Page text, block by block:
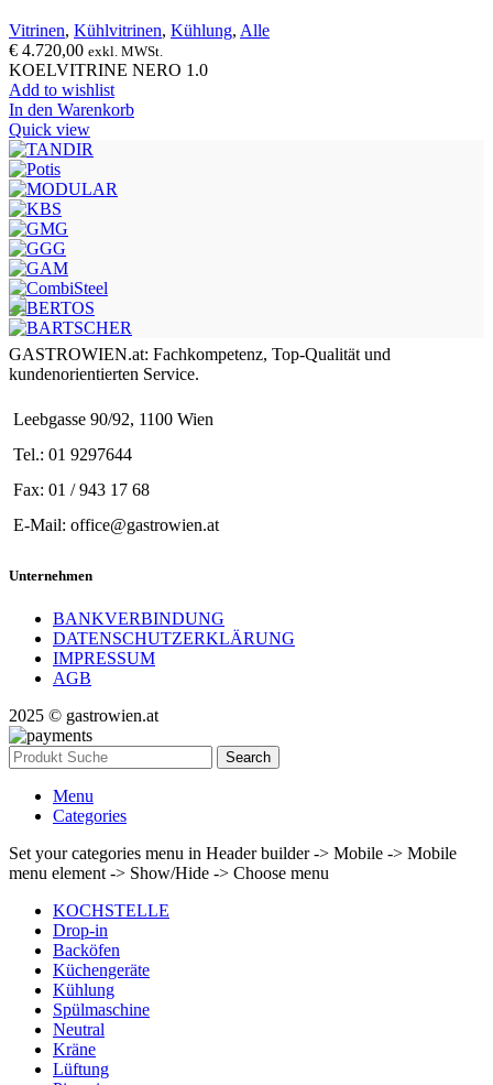
Vitrinen, Kühlvitrinen, Kühlung, Alle
€ 4.720,00 exkl. MWSt.
KOELVITRINE NERO 1.0
Add to wishlist
In den Warenkorb
Quick view
GASTROWIEN.at: Fachkompetenz, Top-Qualität und
kundenorientierten Service.
Leebgasse 90/92, 1100 Wien
Tel.: 01 9297644
Fax: 01 / 943 17 68
E-Mail: office@gastrowien.at
Unternehmen
BANKVERBINDUNG
DATENSCHUTZERKLÄRUNG
IMPRESSUM
AGB
2025 © gastrowien.at
Search
Menu
Categories
Set your categories menu in Header builder -> Mobile -> Mobile
menu element -> Show/Hide -> Choose menu
KOCHSTELLE
Drop-in
Backöfen
Küchengeräte
Kühlung
Spülmaschine
Neutral
Kräne
Lüftung